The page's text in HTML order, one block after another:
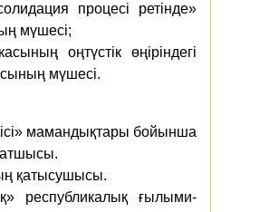
процесі ретінде»
мүшесі;
оңтүстік өңіріндегі
мүшесі.
мамандықтары бойынша
қатысушысы.
республикалық ғылыми-